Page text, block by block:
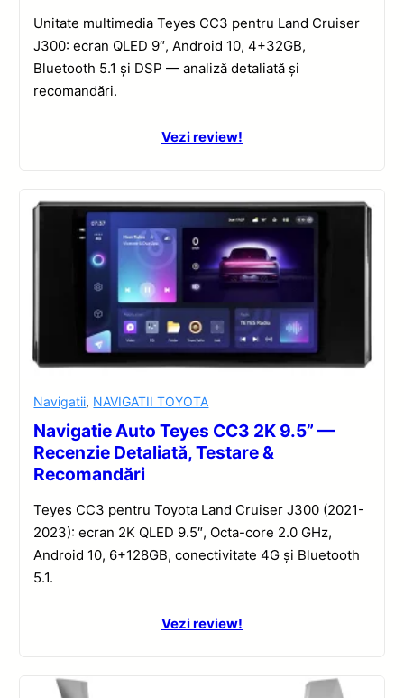
Unitate multimedia Teyes CC3 pentru Land Cruiser
J300: ecran QLED 9″, Android 10, 4+32GB,
Bluetooth 5.1 și DSP — analiză detaliată și
recomandări.
Vezi review!
Navigatii, NAVIGATII TOYOTA
Navigatie Auto Teyes CC3 2K 9.5” —
Recenzie Detaliată, Testare &
Recomandări
Teyes CC3 pentru Toyota Land Cruiser J300 (2021-
2023): ecran 2K QLED 9.5″, Octa-core 2.0 GHz,
Android 10, 6+128GB, conectivitate 4G și Bluetooth
5.1.
Vezi review!